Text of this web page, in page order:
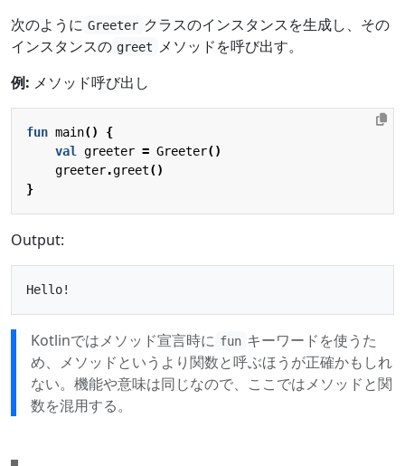
次のように Greeter クラスのインスタンスを生成し、その
インスタンスの greet メソッドを呼び出す。
例: メソッド呼び出し
fun main()
{
val
greeter = Greeter()
greeter.greet()
}
Output:
Kotlinではメソッド宣言時に fun キーワードを使うた
め、メソッドというより関数と呼ぶほうが正確かもしれ
ない。機能や意味は同じなので、ここではメソッドと関
数を混用する。